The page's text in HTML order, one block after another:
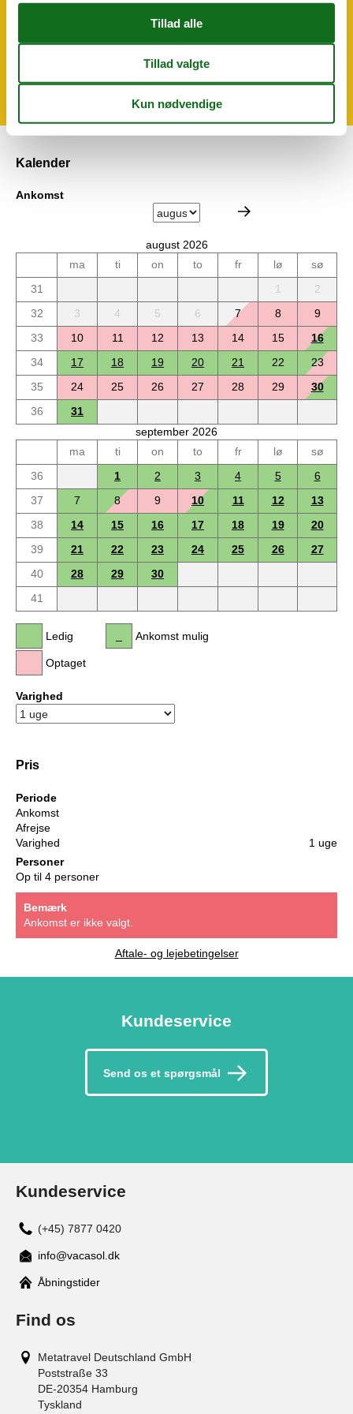
Grundlæggende
Kalender
Ankomst
august 2026
ma
ti on to fr lø
sø
31
1
2
32
3 4 5 6 7 8
9
33
10 11 12 13 14 15
16
34
17 18 19 20 21 22
23
35
24 25 26 27 28 29
30
36
31
september 2026
ma
ti on to fr lø
sø
36
1 2 3 4 5
6
37
7 8 9 10 11 12
13
38
14 15 16 17 18 19
20
39
21 22 23 24 25 26
27
40
28 29
30
41
Ledig
Optaget
Ankomst mulig
Varighed
Pris
Periode
Ankomst
Afrejse
Varighed
1 uge
Personer
Op til 4 personer
Bemærk
Ankomst er ikke valgt.
Aftale- og lejebetingelser
Kundeservice
Send os et spørgsmål
Kundeservice
(+45) 7877 0420
info@vacasol.dk
Åbningstider
Find os
Metatravel Deutschland GmbH
Poststraße 33
DE-20354 Hamburg
Tyskland